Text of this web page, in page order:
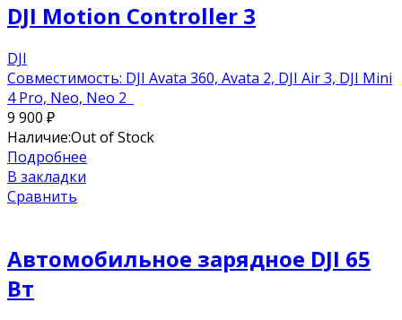
DJI Motion Controller 3
DJI
Совместимость: DJI Avata 360, Avata 2, DJI Air 3, DJI Mini
4 Pro, Neo, Neo 2
9 900 ₽
Наличие:Out of Stock
Подробнее
В закладки
Сравнить
Автомобильное зарядное DJI 65
Вт